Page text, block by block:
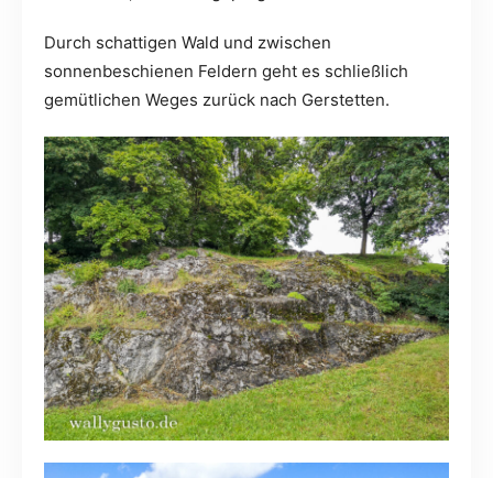
Durch schattigen Wald und zwischen
sonnenbeschienen Feldern geht es schließlich
gemütlichen Weges zurück nach Gerstetten.